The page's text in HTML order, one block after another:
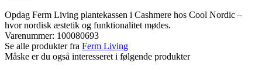
Opdag Ferm Living plantekassen i Cashmere hos Cool Nordic –
hvor nordisk æstetik og funktionalitet mødes.
Varenummer: 100080693
Se alle produkter fra Ferm Living
Måske er du også interesseret i følgende produkter